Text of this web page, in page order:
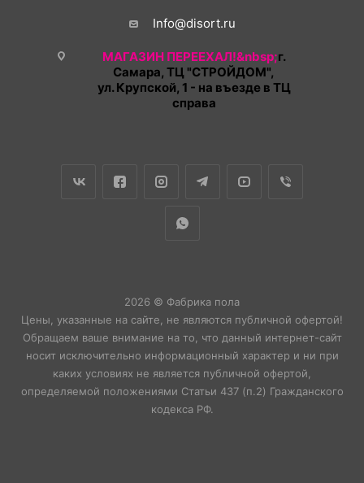
Info@disort.ru
МАГАЗИН ПЕРЕЕХАЛ!&nbsp;г.
Самара, ТЦ "СТРОЙДОМ",
ул. Крупской, 1 - на въезде в ТЦ
справа
2026 © Фабрика пола
Цены, указанные на сайте, не являются публичной офертой!
Обращаем ваше внимание на то, что данный интернет-сайт
носит исключительно информационный характер и ни при
каких условиях не является публичной офертой,
определяемой положениями Статьи 437 (п.2) Гражданского
кодекса РФ.